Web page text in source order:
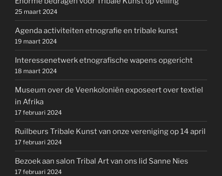
25 maart 2024
Agenda activiteiten etnografie en tribale kunst
19 maart 2024
Interessenetwerk etnografische wapens opgericht
18 maart 2024
Museum over de Veenkoloniën exposeert over textiel
in Afrika
17 februari 2024
Ruilbeurs Tribale Kunst van onze vereniging op 14 april
17 februari 2024
Bezoek aan salon Tribal Art van ons lid Sanne Nies
17 februari 2024